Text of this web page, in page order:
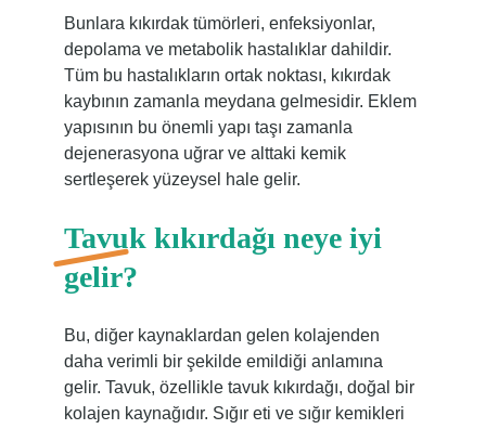
Bunlara kıkırdak tümörleri, enfeksiyonlar,
depolama ve metabolik hastalıklar dahildir.
Tüm bu hastalıkların ortak noktası, kıkırdak
kaybının zamanla meydana gelmesidir. Eklem
yapısının bu önemli yapı taşı zamanla
dejenerasyona uğrar ve alttaki kemik
sertleşerek yüzeysel hale gelir.
Tavuk kıkırdağı neye iyi
gelir?
Bu, diğer kaynaklardan gelen kolajenden
daha verimli bir şekilde emildiği anlamına
gelir. Tavuk, özellikle tavuk kıkırdağı, doğal bir
kolajen kaynağıdır. Sığır eti ve sığır kemikleri